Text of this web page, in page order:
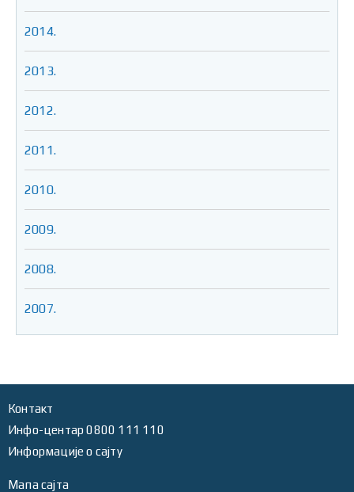
2014.
2013.
2012.
2011.
2010.
2009.
2008.
2007.
Контакт
Инфо-центар 0800 111 110
Информације о сајту
Мапа сајта